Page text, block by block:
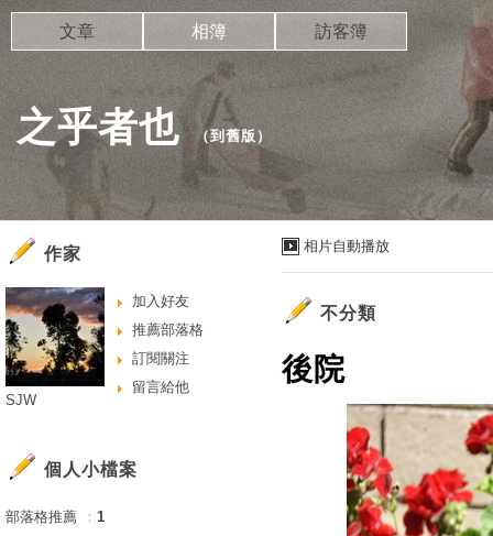
之乎者也 （到舊版 ）
文章 相簿 訪客簿
相片自動播放
不分類
後院
作家
加入好友
推薦部落格
訂閱關注
留言給他
SJW
個人小檔案
部落格推薦 ： 1